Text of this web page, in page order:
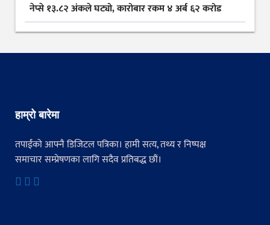
नेप्से १३.८२ अंकले घट्यो, कारोबार रकम ४ अर्ब ६२ करोड
हाम्रो बारेमा
तपाईंको आफ्नै डिजिटल पत्रिका। हामी सत्य, तथ्य र निष्पक्ष
समाचार सम्प्रेषणका लागि सदैव प्रतिबद्ध छौं।